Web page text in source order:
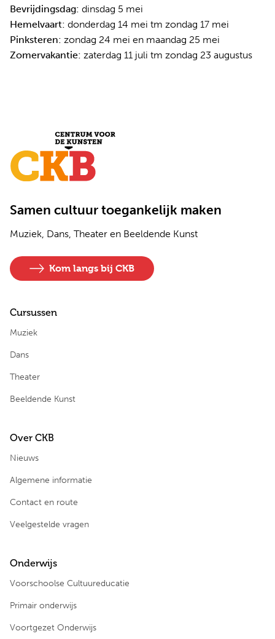
Bevrijdingsdag: dinsdag 5 mei
Hemelvaart: donderdag 14 mei tm zondag 17 mei
Pinksteren: zondag 24 mei en maandag 25 mei
Zomervakantie: zaterdag 11 juli tm zondag 23 augustus
Samen cultuur toegankelijk maken
Muziek, Dans, Theater en Beeldende Kunst
Kom langs bij CKB
Cursussen
Muziek
Dans
Theater
Beeldende Kunst
Over CKB
Nieuws
Algemene informatie
Contact en route
Veelgestelde vragen
Onderwijs
Voorschoolse Cultuureducatie
Primair onderwijs
Voortgezet Onderwijs